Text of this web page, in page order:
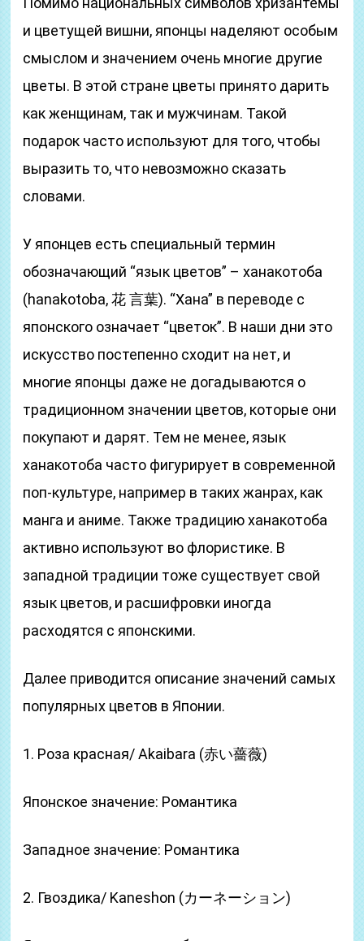
и цветущей вишни, японцы наделяют особым
смыслом и значением очень многие другие
цветы. В этой стране цветы принято дарить
как женщинам, так и мужчинам. Такой
подарок часто используют для того, чтобы
выразить то, что невозможно сказать
словами.
У японцев есть специальный термин
обозначающий “язык цветов” – ханакотоба
(hanakotoba, 花 言葉). “Хана” в переводе с
японского означает “цветок”. В наши дни это
искусство постепенно сходит на нет, и
многие японцы даже не догадываются о
традиционном значении цветов, которые они
покупают и дарят. Тем не менее, язык
ханакотоба часто фигурирует в современной
поп-культуре, например в таких жанрах, как
манга и аниме. Также традицию ханакотоба
активно используют во флористике. В
западной традиции тоже существует свой
язык цветов, и расшифровки иногда
расходятся с японскими.
Далее приводится описание значений самых
популярных цветов в Японии.
1. Роза красная/ Akaibara (赤い薔薇)
Японское значение: Романтика
Западное значение: Романтика
2. Гвоздика/ Kaneshon (カーネーション)